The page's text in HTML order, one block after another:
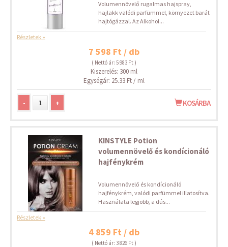
Volumennövelő rugalmas hajspray,
hajlakk valódi parfümmel, környezet barát
hajtógázzal. Az Alkohol...
Részletek »
7 598 Ft / db
( Nettó ár: 5 983 Ft )
Kiszerelés: 300 ml
Egységár: 25.33 Ft / ml
- + KOSÁRBA
KINSTYLE Potion
volumennövelő és kondícionáló
hajfénykrém
Volumennövelő és kondícionáló
hajfénykrém, valódi parfümmel illatosítva.
Használata legjobb, a dús...
Részletek »
4 859 Ft / db
( Nettó ár: 3 826 Ft )